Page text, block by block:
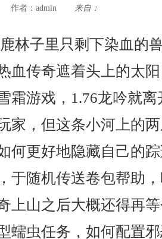
作者： admin 来自：
林子里只剩下染血的
血传奇遮着头上的太
霜游戏，1.76龙吟就
家，但这条小河上的
何更好地隐藏自己的
于随机传送卷包帮助
上山之后大概还得再
蠕虫任务，如何配置